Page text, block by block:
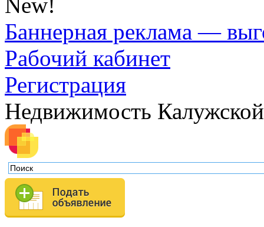
New!
Баннерная реклама —
Рабочий кабинет
Регистрация
Недвижимость